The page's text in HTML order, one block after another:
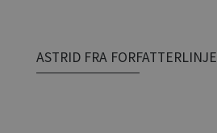
ASTRID FRA